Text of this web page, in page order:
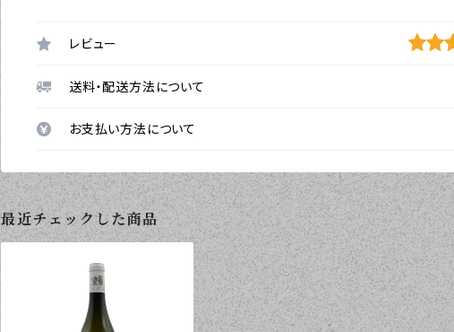
レビュー
送料・配送方法について
お支払い方法について
最近チェックした商品